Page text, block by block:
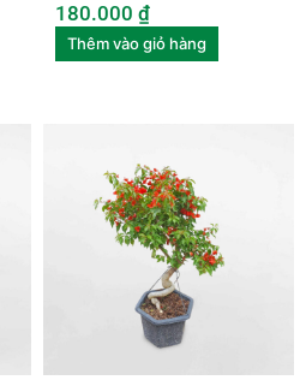
180.000 ₫
Thêm vào giỏ hàng